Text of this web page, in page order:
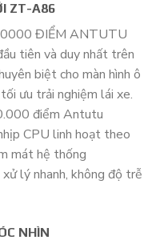
ZT-A86
ĐIỂM ANTUTU
tiên và duy nhất trên
biệt cho màn hình ô
ưu trải nghiệm lái xe.
điểm Antutu
CPU linh hoạt theo
mát hệ thống
lý nhanh, không độ trễ
NHÌN